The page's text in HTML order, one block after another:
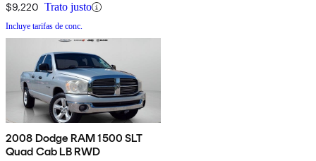
$9,220 Trato justo
Incluye tarifas de conc.
2008 Dodge RAM 1500 SLT
Quad Cab LB RWD